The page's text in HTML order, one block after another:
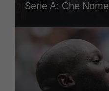
Serie A: Che Nome